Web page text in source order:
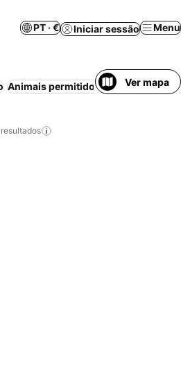
PT · € Iniciar sessão Menu
Animais permitidos Wi-fiVer mapa